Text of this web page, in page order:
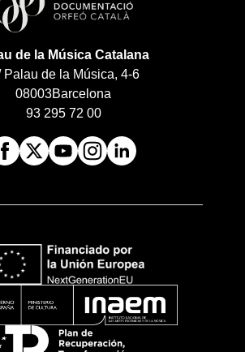
de la Música Catalana
Palau de la Música, 4-6
08003Barcelona
93 295 72 00